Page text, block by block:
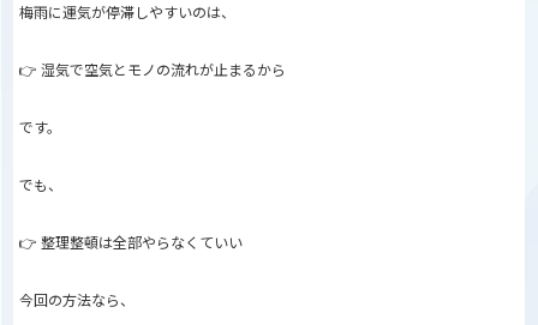
梅雨に運気が停滞しやすいのは、
👉 湿気で空気とモノの流れが止まるから
です。
でも、
👉 整理整頓は全部やらなくていい
今回の方法なら、